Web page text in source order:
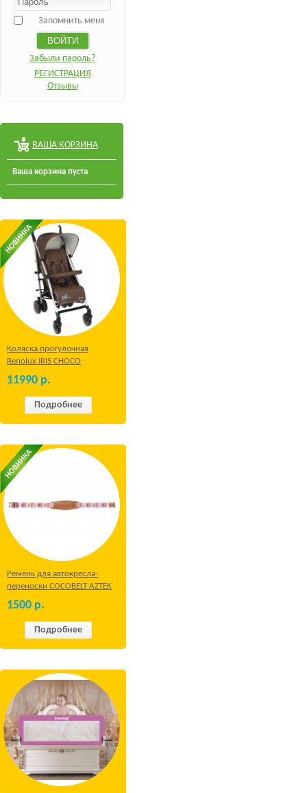
Запомнить меня
Забыли пароль?
РЕГИСТРАЦИЯ
Отзывы
ВАША КОРЗИНА
Ваша корзина пуста
Коляска прогулочная
Renolux IRIS CHOCO
11990 р.
Подробнее
Ремень для автокресла-
переноски COCOBELT AZTEK
1500 р.
Подробнее